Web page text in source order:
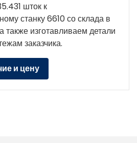
шток к
станку 6610 со склада в
также изготавливаем детали
заказчика.
и цену